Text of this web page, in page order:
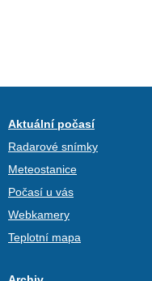
Aktuální počasí
Radarové snímky
Meteostanice
Počasí u vás
Webkamery
Teplotní mapa